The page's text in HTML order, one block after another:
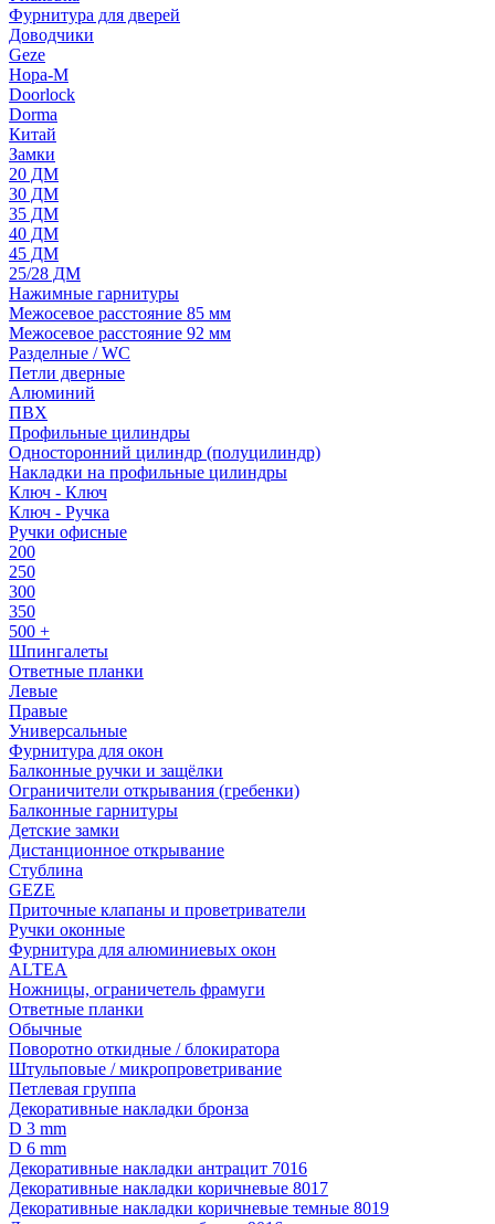
Фурнитура для дверей
Доводчики
Geze
Нора-М
Doorlock
Dorma
Китай
Замки
20 ДМ
30 ДМ
35 ДМ
40 ДМ
45 ДМ
25/28 ДМ
Нажимные гарнитуры
Межосевое расстояние 85 мм
Межосевое расстояние 92 мм
Разделные / WC
Петли дверные
Алюминий
ПВХ
Профильные цилиндры
Односторонний цилиндр (полуцилиндр)
Накладки на профильные цилиндры
Ключ - Ключ
Ключ - Ручка
Ручки офисные
200
250
300
350
500 +
Шпингалеты
Ответные планки
Левые
Правые
Универсальные
Фурнитура для окон
Балконные ручки и защёлки
Ограничители открывания (гребенки)
Балконные гарнитуры
Детские замки
Дистанционное открывание
Стублина
GEZE
Приточные клапаны и проветриватели
Ручки оконные
Фурнитура для алюминиевых окон
ALTEA
Ножницы, ограничетель фрамуги
Ответные планки
Обычные
Поворотно откидные / блокиратора
Штульповые / микропроветривание
Петлевая группа
Декоративные накладки бронза
D 3 mm
D 6 mm
Декоративные накладки антрацит 7016
Декоративные накладки коричневые 8017
Декоративные накладки коричневые темные 8019